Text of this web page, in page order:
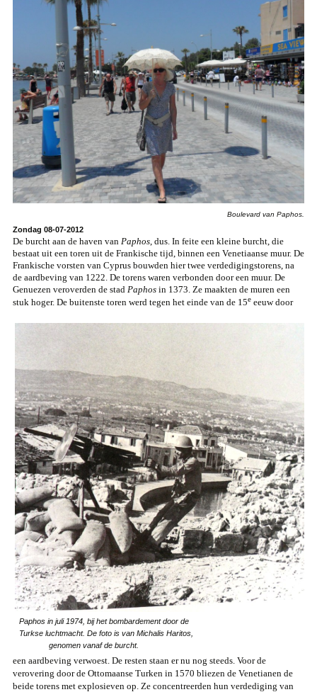
Boulevard van Paphos.
Zondag 08-07-2012
De burcht aan de haven van Paphos, dus. In feite een kleine burcht, die
bestaat uit een toren uit de Frankische tijd, binnen een Venetiaanse muur. De
Frankische vorsten van Cyprus bouwden hier twee verdedigingstorens, na
de aardbeving van 1222. De torens waren verbonden door een muur. De
Genuezen veroverden de stad Paphosin 1373. Ze maakten de muren een
stuk hoger. De buitenste toren werd tegen het einde van de 15eeeuw door
Paphos in juli 1974, bij het bombardement door de
Turkse luchtmacht. De foto is van Michalis Haritos,
genomen vanaf de burcht.
een aardbeving verwoest. De resten staan er nu nog steeds. Voor de
verovering door de Ottomaanse Turken in 1570 bliezen de Venetianen de
beide torens met explosieven op. Ze concentreerden hun verdediging van